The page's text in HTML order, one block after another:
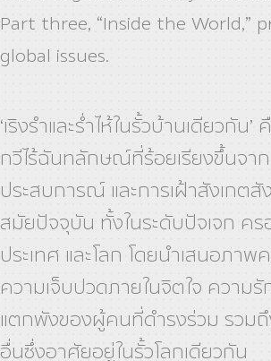
Part three, “Inside the World,”
global issues.
‘เริงรำและร่ำไห้ในรั้วบ้านเดียวกัน
กวีไร้ฉันทลักษณ์ที่ร้อยเรียงขึ้นจาก
ประสบการณ์ และการเฝ้าสังเกต
สมัยปัจจุบัน ทั้งในระดับปัจเจก ค
ประเทศ และโลก โดยนำเสนอภาพ
ความเจ็บปวดภายในจิตใจ ความรั
แตกพังของผู้คนที่ดำรงร่วม รวม
อื่นซึ่งอาศัยอยู่ในรั้วโลกเดียวกัน